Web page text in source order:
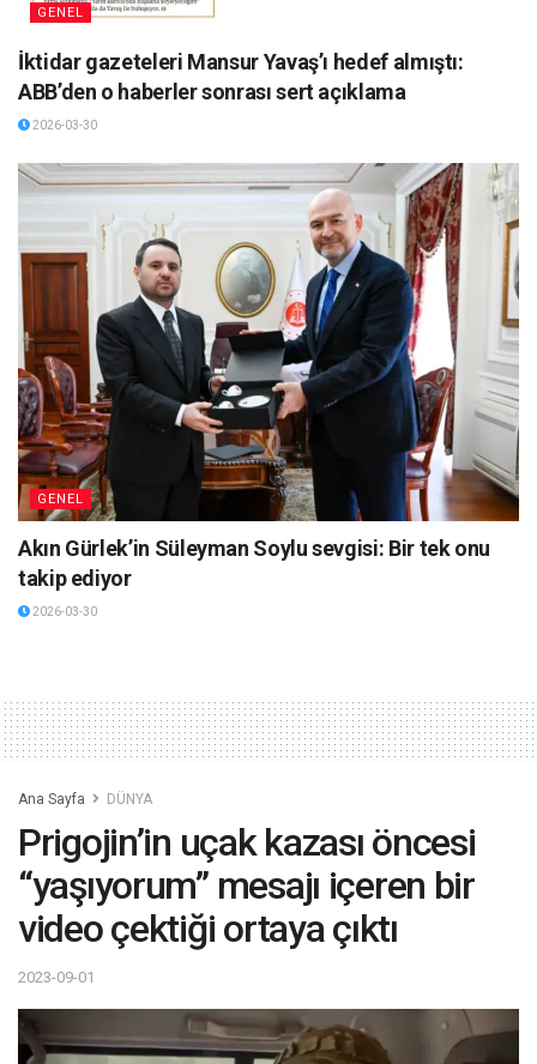
GENEL
İktidar gazeteleri Mansur Yavaş’ı hedef almıştı:
ABB’den o haberler sonrası sert açıklama
2026-03-30
GENEL
Akın Gürlek’in Süleyman Soylu sevgisi: Bir tek onu
takip ediyor
2026-03-30
Ana Sayfa DÜNYA
Prigojin’in uçak kazası öncesi
“yaşıyorum” mesajı içeren bir
video çektiği ortaya çıktı
2023-09-01